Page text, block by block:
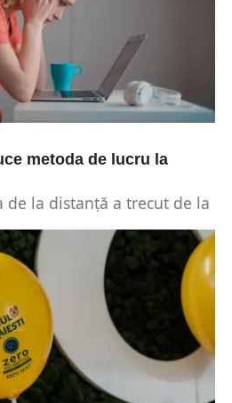
metoda de lucru la
la distanță a trecut de la